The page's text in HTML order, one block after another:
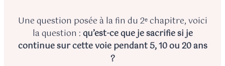
Une question posée à la fin du 2ᵉ chapitre, voici
la question :qu’est-ce que je sacrifie si je
continue sur cette voie pendant 5, 10 ou 20 ans
?